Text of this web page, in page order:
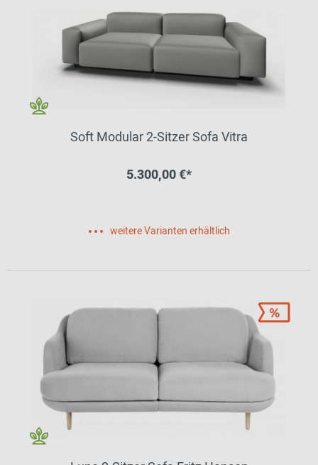
Soft Modular 2-Sitzer Sofa Vitra
5.300,00 €*
weitere Varianten erhältlich